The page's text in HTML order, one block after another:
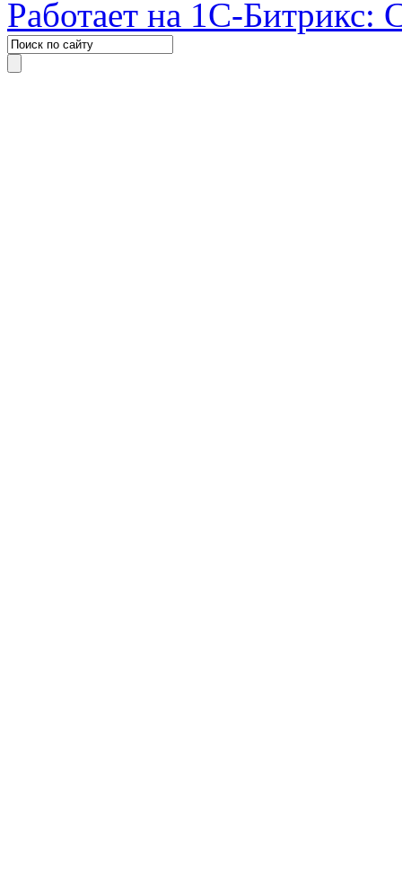
Работает на 1С-Битрикс: